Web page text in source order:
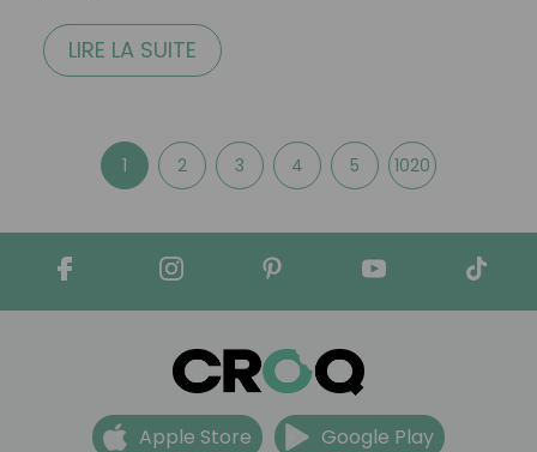
LIRE LA SUITE
1 2 3 4 5 1020
Apple Store Google Play